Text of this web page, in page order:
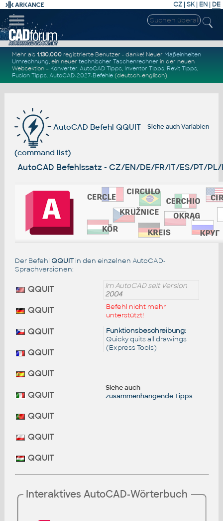
CZ | SK| EN | DE
Mehr als1.130.000 registrierte Benutzer - danke! Neuer Maßeinheiten
Umrechnung, ein neuertechnischer Taschenrechner in der neuen
Websektion – Konverter.AutoCAD Tipps, Inventor Tipps, Revit Tipps,
Fusion Tipps.AutoCAD-2027-Befehle (deutsch-englisch).
Siehe auchVariablen
AutoCAD Befehl QQUIT
(command list)
AutoCAD Befehlssatz - CZ/EN/DE/FR/IT/ES/PT/PL/
Der Befehl QQUITin den einzelnen AutoCAD-
Sprachversionen:
Im AutoCAD seit Version
2004
Befehl nicht mehr
unterstützt!
Funktionsbeschreibung:
Quicky quits all drawings
(Express Tools)
Siehe auch
zusammenhängende Tipps
QQUIT
QQUIT
QQUIT
QQUIT
QQUIT
QQUIT
QQUIT
QQUIT
QQUIT
Interaktives AutoCAD-Wörterbuch